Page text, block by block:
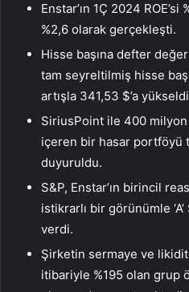
Enstar’ın 1Ç 2024
%2,6 olarak gerçekleşti.
Hisse başına defter
tam seyreltilmiş hisse
artışla 341,53 $’a
SiriusPoint ile 400
içeren bir hasar portföyü
duyuruldu.
S&P, Enstar’ın birincil
istikrarlı bir görünümle
verdi.
Şirketin sermaye ve
itibariyle %195 olan grup